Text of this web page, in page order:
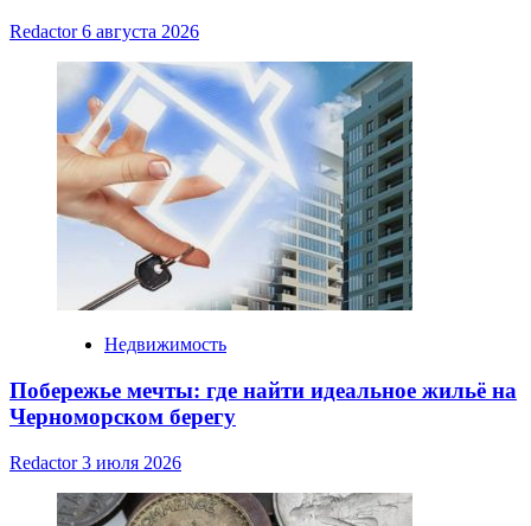
Redactor6 августа 2026
Недвижимость
Побережье мечты: где найти идеальное жильё на
Черноморском берегу
Redactor3 июля 2026